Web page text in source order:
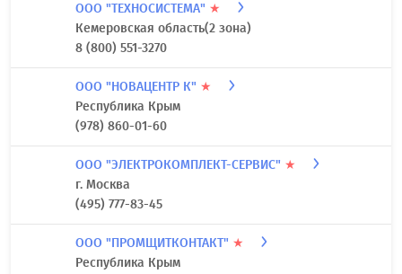
ООО "ТЕХНОСИСТЕМА" ★
Кемеровская область(2 зона)
8 (800) 551-3270
ООО "НОВАЦЕНТР К" ★
Республика Крым
(978) 860-01-60
ООО "ЭЛЕКТРОКОМПЛЕКТ-СЕРВИС" ★
г. Москва
(495) 777-83-45
ООО "ПРОМЩИТКОНТАКТ" ★
Республика Крым